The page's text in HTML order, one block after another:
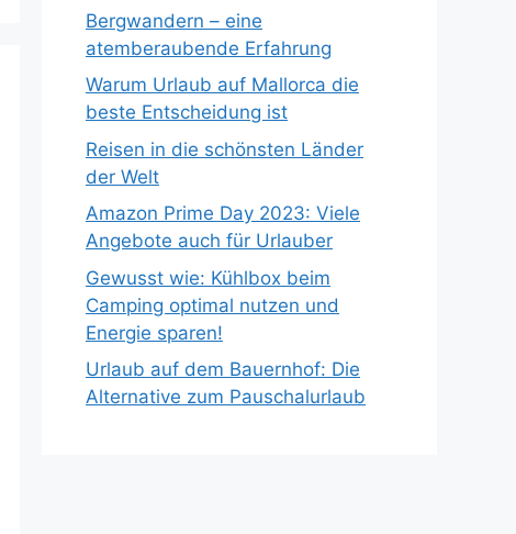
Bergwandern – eine
atemberaubende Erfahrung
Warum Urlaub auf Mallorca die
beste Entscheidung ist
Reisen in die schönsten Länder
der Welt
Amazon Prime Day 2023: Viele
Angebote auch für Urlauber
Gewusst wie: Kühlbox beim
Camping optimal nutzen und
Energie sparen!
Urlaub auf dem Bauernhof: Die
Alternative zum Pauschalurlaub